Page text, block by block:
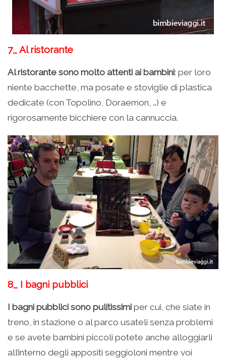
7_ Al ristorante
Al ristorante sono molto attenti ai bambini: per loro
niente bacchette, ma posate e stoviglie di plastica
dedicate (con Topolino, Doraemon, …) e
rigorosamente bicchiere con la cannuccia.
8_ I bagni pubblici
I bagni pubblici sono pulitissimi per cui, che siate in
treno, in stazione o al parco usateli senza problemi
e se avete bambini piccoli potete anche alloggiarli
all’interno degli appositi seggioloni mentre voi